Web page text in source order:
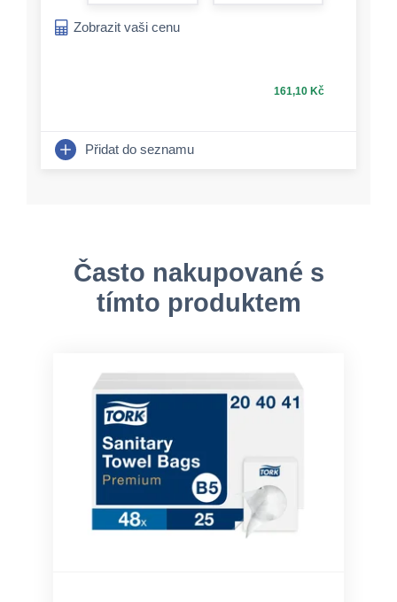
Zobrazit vaši cenu
161,10 Kč
Přidat do seznamu
Často nakupované s
tímto produktem